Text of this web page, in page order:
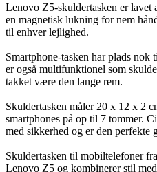
Lenovo Z5-skuldertasken er
en magnetisk lukning for nem
til enhver lejlighed.
Smartphone-tasken har plads nok
er også multifunktionel som
takket være den lange rem.
Skuldertasken måler 20 x 12 x 2
smartphones på op til 7 tommer.
med sikkerhed og er den perfekte
Skuldertasken til mobiltelefoner
Lenovo Z5 og kombinerer stil